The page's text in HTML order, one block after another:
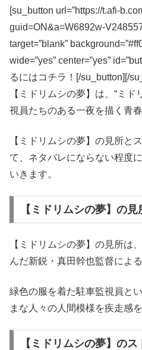
[su_button url=”https://t.afi-
guid=ON&a=W6892w-
target=”blank”
wide=”yes” center=”yes”
るにはコチラ！[/su_button][/
【ミドリムシの夢】は、“ミ
視員たちのある一夜を描く青
【ミドリムシの夢】の見所と
て、ネタバレにならない程度
いきます。
【ミドリムシの夢】の見
【ミドリムシの夢】の見所は
んだ新鋭・真田幹也監督による
緑色の服を着た駐車監視員と
まな人々の人間模様を疾走感
【ミドリムシの夢】の